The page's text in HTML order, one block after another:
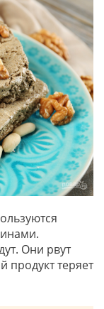
Они рвут
продукт теряет